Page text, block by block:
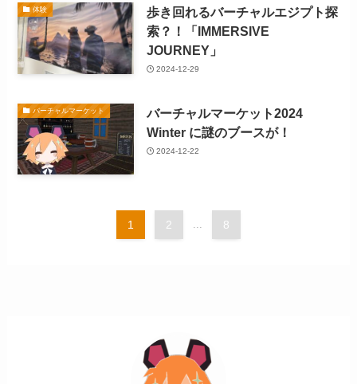
体験
歩き回れるバーチャルエジプト探
索？！「IMMERSIVE
JOURNEY」
2024-12-29
バーチャルマーケット
バーチャルマーケット2024
Winter に謎のブースが！
2024-12-22
1 2 ... 8